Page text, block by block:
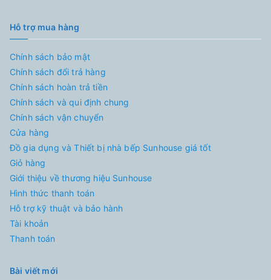
Hỗ trợ mua hàng
Chính sách bảo mật
Chính sách đổi trả hàng
Chính sách hoàn trả tiền
Chính sách và qui định chung
Chính sách vận chuyển
Cửa hàng
Đồ gia dụng và Thiết bị nhà bếp Sunhouse giá tốt
Giỏ hàng
Giới thiệu về thương hiệu Sunhouse
Hình thức thanh toán
Hỗ trợ kỹ thuật và bảo hành
Tài khoản
Thanh toán
Bài viết mới